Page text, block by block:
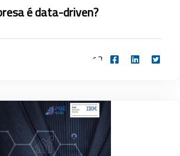
é data-driven?
13